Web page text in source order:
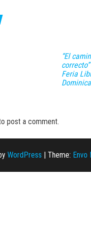
“El
Feria
post a comment.
WordPress | Theme: Envo